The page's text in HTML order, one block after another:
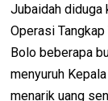
Jubaidah diduga
Operasi
Bolo beberapa
menyuruh
menarik uang